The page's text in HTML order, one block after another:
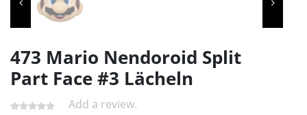
473 Mario Nendoroid Split
Part Face #3 Lächeln
Add a review.